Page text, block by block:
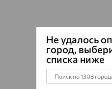
Не удалось
город,
списка ниже